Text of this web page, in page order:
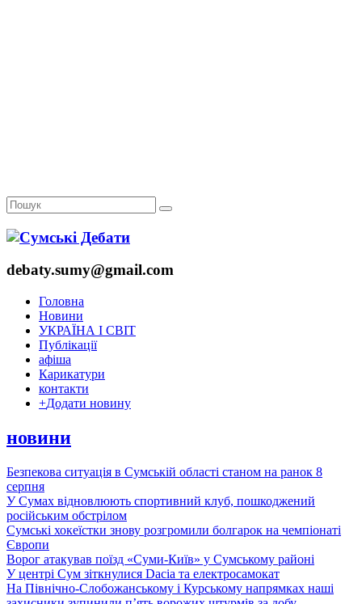
debaty.sumy@gmail.com
Головна
Новини
УКРАЇНА І СВІТ
Публікації
афіша
Карикатури
контакти
+Додати новину
новини
Безпекова ситуація в Сумській області станом на ранок 8
серпня
У Сумах відновлюють спортивний клуб, пошкоджений
російським обстрілом
Сумські хокеїстки знову розгромили болгарок на чемпіонаті
Європи
Ворог атакував поїзд «Суми-Київ» у Сумському районі
У центрі Сум зіткнулися Dacia та електросамокат
На Північно-Слобожанському і Курському напрямках наші